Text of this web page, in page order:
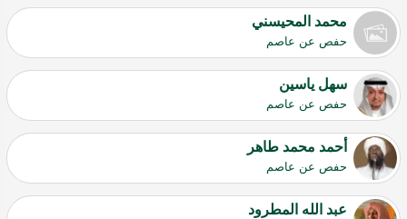
محمد المحيسني
حفص عن عاصم
سهل ياسين
حفص عن عاصم
أحمد محمد طاهر
حفص عن عاصم
عبد الله المطرود